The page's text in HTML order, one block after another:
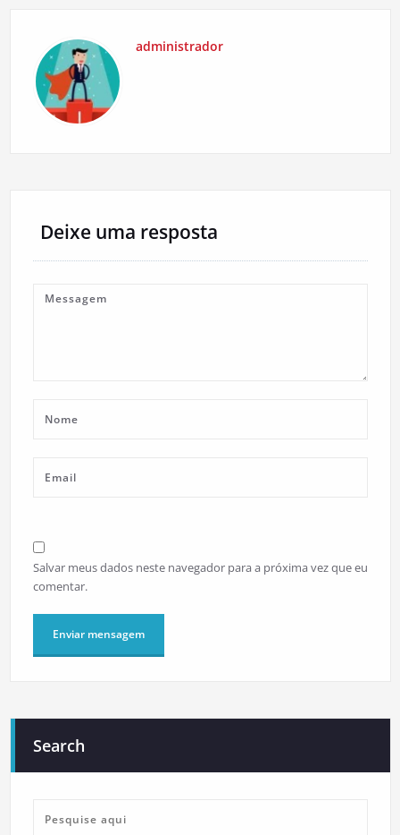
administrador
Deixe uma resposta
Salvar meus dados neste navegador para a próxima vez que eu
comentar.
Search